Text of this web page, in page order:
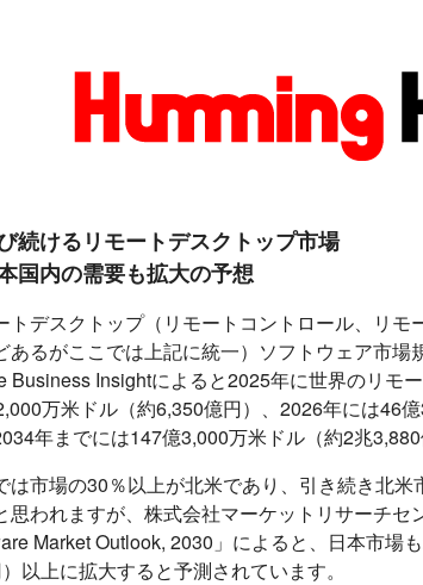
続けるリモートデスクトップ市場
国内の需要も拡大の予想
トデスクトップ（リモートコントロール、リ
あるがここでは上記に統一）ソフトウェア市
Business Insightによると2025年に世界のリモ
万米ドル（約6,350億円）、2026年には46
年までには147億3,000万米ドル（約2兆
は市場の30％以上が北米であり、引き続き北
思われますが、株式会社マーケットリサーチ
Market Outlook, 2030」によると、日本市場
以上に拡大すると予測されています。